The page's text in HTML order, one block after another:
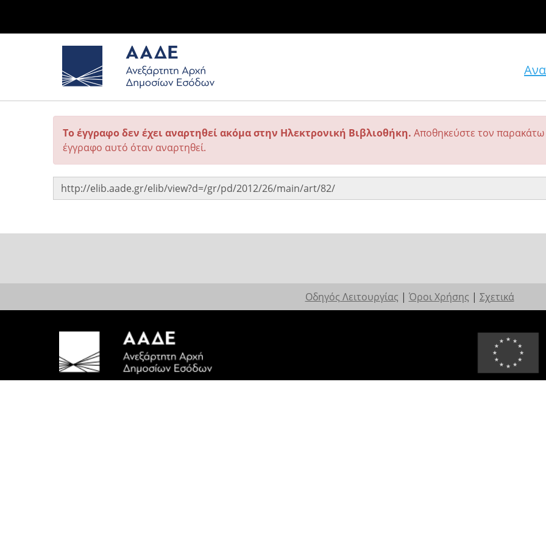
Το έγγραφο δεν έχει αναρτηθεί ακόμα στην Ηλεκτρονική Βιβλιοθήκη. Αποθηκεύστε τον
έγγραφο αυτό όταν αναρτηθεί.
Οδηγός Λειτουργίας | Όροι Χρήσης | Σχετικά